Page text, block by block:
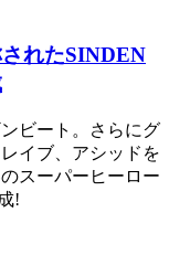
されたSINDEN
ビート。さらにグ
イブ、アシッドを
スーパーヒーロー
!